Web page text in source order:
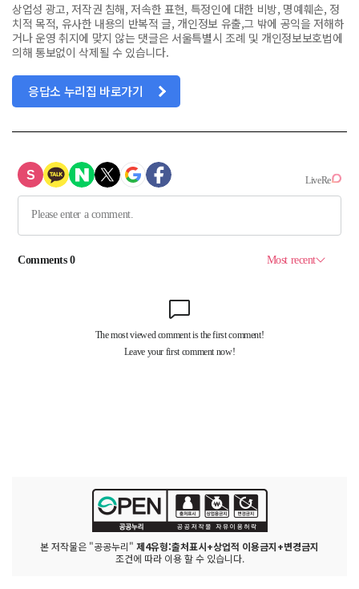
상업성 광고, 저작권 침해, 저속한 표현, 특정인에 대한 비방, 명예훼손, 정
치적 목적, 유사한 내용의 반복적 글, 개인정보 유출,그 밖에 공익을 저해하
거나 운영 취지에 맞지 않는 댓글은 서울특별시 조례 및 개인정보보호법에
의해 통보없이 삭제될 수 있습니다.
응답소 누리집 바로가기
본 저작물은 "공공누리" 제4유형:출처표시+상업적 이용금지+변경금지
조건에 따라 이용 할 수 있습니다.